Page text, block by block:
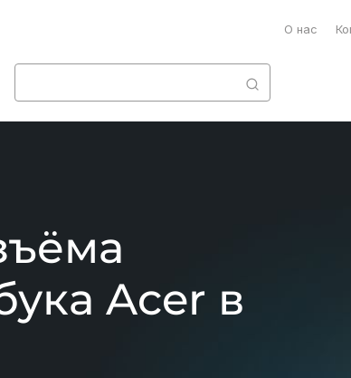
О нас
Acer в